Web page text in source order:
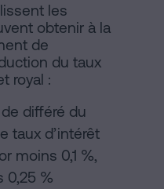
les
obtenir à la
de
du taux
royal :
différé du
taux d’intérêt
moins 0,1 %,
0,25 %